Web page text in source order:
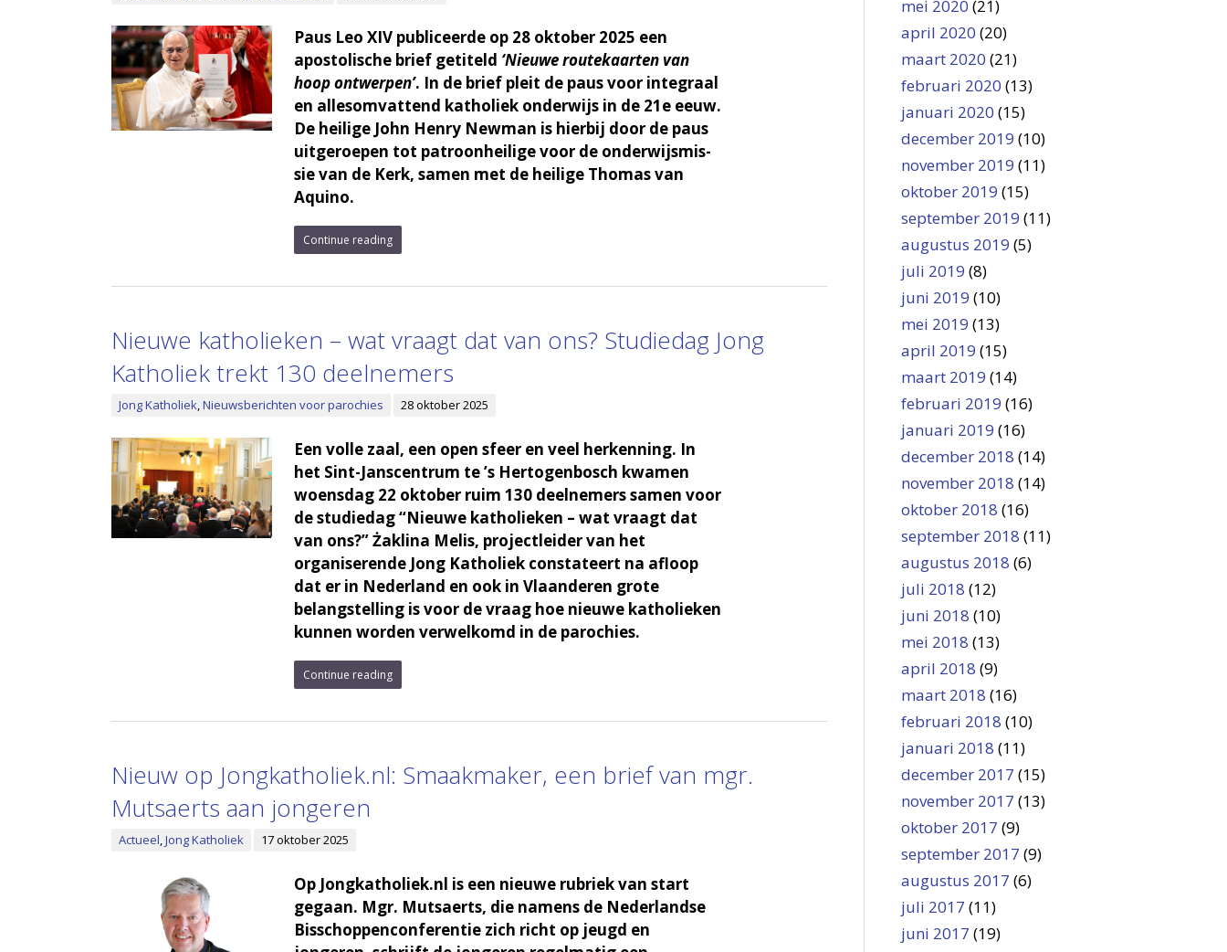
Paus Leo XIV publiceerde op 28 oktober 2025 een
apostolische brief getiteld ‘Nieuwe routekaarten van
hoop ontwerpen’. In de brief pleit de paus voor integraal
en allesomvattend katholiek onderwijs in de 21e eeuw.
De heilige John Henry Newman is hierbij door de paus
uit­ge­roe­pen tot patroon­hei­lige voor de onder­wijs­mis­
sie van de Kerk, samen met de heilige Thomas van
Aquino.
Continue reading
Nieuwe katholieken – wat vraagt dat van ons? Studiedag Jong
Katholiek trekt 130 deelnemers
Jong Katholiek,Nieuwsberichten voor parochies 28 oktober 2025
Een volle zaal, een open sfeer en veel herkenning. In
het Sint-Janscentrum te ’s Hertogenbosch kwamen
woensdag 22 oktober ruim 130 deelnemers samen voor
de studiedag “Nieuwe katholieken – wat vraagt dat
van ons?” Żaklina Melis, projectleider van het
organiserende Jong Katholiek constateert na afloop
dat er in Nederland en ook in Vlaanderen grote
belangstelling is voor de vraag hoe nieuwe katholieken
kunnen worden verwelkomd in de parochies.
Continue reading
Nieuw op Jongkatholiek.nl: Smaakmaker, een brief van mgr.
Mutsaerts aan jongeren
Actueel,Jong Katholiek 17 oktober 2025
Op Jongkatholiek.nl is een nieuwe rubriek van start
gegaan. Mgr. Mutsaerts, die namens de Nederlandse
Bisschoppenconferentie zich richt op jeugd en
mei 2020 (21)
april 2020 (20)
maart 2020 (21)
februari 2020 (13)
januari 2020 (15)
december 2019 (10)
november 2019 (11)
oktober 2019 (15)
september 2019 (11)
augustus 2019 (5)
juli 2019 (8)
juni 2019 (10)
mei 2019 (13)
april 2019 (15)
maart 2019 (14)
februari 2019 (16)
januari 2019 (16)
december 2018 (14)
november 2018 (14)
oktober 2018 (16)
september 2018 (11)
augustus 2018 (6)
juli 2018 (12)
juni 2018 (10)
mei 2018 (13)
april 2018 (9)
maart 2018 (16)
februari 2018 (10)
januari 2018 (11)
december 2017 (15)
november 2017 (13)
oktober 2017 (9)
september 2017 (9)
augustus 2017 (6)
juli 2017 (11)
juni 2017 (19)